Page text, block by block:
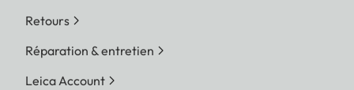
Retours
Réparation & entretien
Leica Account